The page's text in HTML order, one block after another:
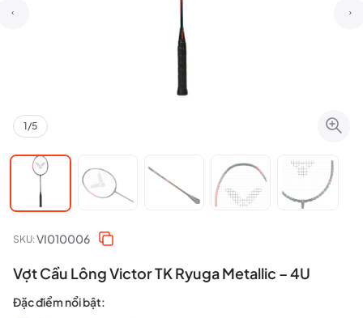
1/5
SKU:VI010006
Vợt Cầu Lông Victor TK Ryuga Metallic – 4U
Đặc điểm nổi bật: